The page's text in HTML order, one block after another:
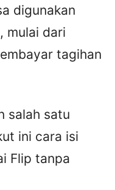
digunakan
mulai dari
tagihan
salah satu
ini cara isi
Flip tanpa